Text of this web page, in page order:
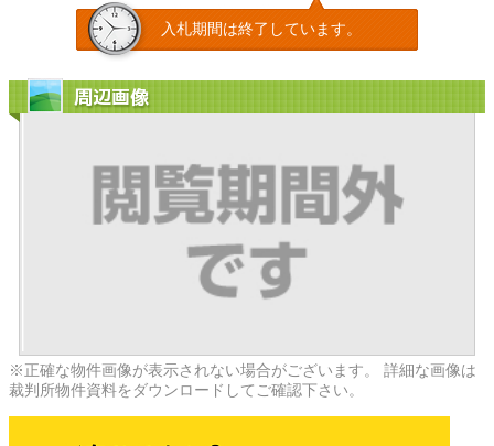
入札期間は終了しています。
周辺画像
※正確な物件画像が表示されない場合がございます。 詳細な画像は
裁判所物件資料をダウンロードしてご確認下さい。